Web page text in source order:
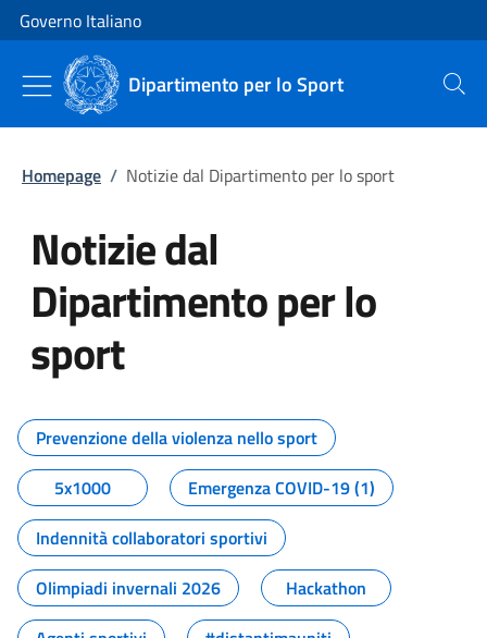
Vai al contenuto
Vai alla navigazione del sito
Governo Italiano
Dipartimento per lo Sport Cerca
Homepage / Notizie dal Dipartimento per lo sport
Notizie dal
Dipartimento per lo
sport
Tutti i contenuti della pagina
Prevenzione della violenza nello sport
5x1000
Emergenza COVID-19 (1)
Indennità collaboratori sportivi
Olimpiadi invernali 2026
Hackathon